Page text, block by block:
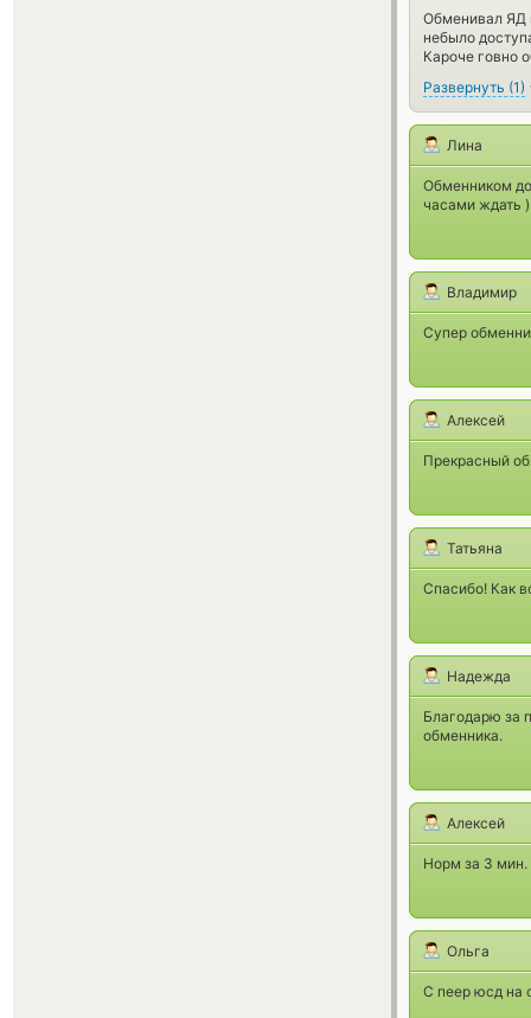
Обменивал ЯД
небыло
Кароче говно
Развернуть (1)
Лина
Обменником
часами ждать )
Владимир
Супер
Алексей
Прекрасный
Татьяна
Спасибо! Как
Надежда
Благодарю за
обменника.
Алексей
Норм за 3 мин.
Ольга
С пеер юсд на